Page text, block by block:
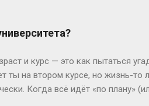
и курс — это как пытаться
ты на втором курсе, но жизнь-
Когда всё идёт «по плану»